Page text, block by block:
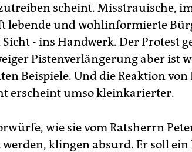
scheint. Misstrauische,
lebende und wohlinformierte
Sicht - ins Handwerk. Der Protest
Pistenverlängerung aber ist
Beispiele. Und die Reaktion
erscheint umso kleinkarierter.
wie sie vom Ratsherrn
werden, klingen absurd. Er soll